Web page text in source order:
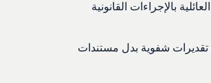
بالإجراءات القانونية
تقديرات شفوية بدل مستندات